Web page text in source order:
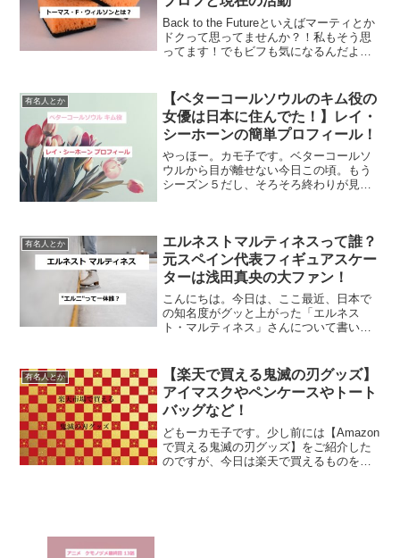
Back to the Futureといえばマーティとか
ドクって思ってませんか？！私もそう思
ってます！でもビフも気になるんだよね
んだろう？ってことでビフ役の俳優さん
のプ...
有名人とか
【ベターコールソウルのキム役の
女優は日本に住んでた！】レイ・
シーホーンの簡単プロフィール！
やっほー。カモ子です。ベターコールソ
ウルから目が離せない今日この頃。もう
シーズン５だし、そろそろ終わりが見え
る登場人物は色々いますが...
有名人とか
エルネストマルティネスって誰？
元スペイン代表フィギュアスケー
ターは浅田真央の大ファン！
こんにちは。今日は、ここ最近、日本で
の知名度がグッと上がった「エルネス
ト・マルティネス」さんについて書いて
エルネスト・マルティネス（エルニ）出
身：スペイン マドリード生...
有名人とか
【楽天で買える鬼滅の刃グッズ】
アイマスクやペンケースやトート
バッグなど！
どもーカモ子です。少し前には【Amazon
で買える鬼滅の刃グッズ】をご紹介した
のですが、今日は楽天で買えるものをシ